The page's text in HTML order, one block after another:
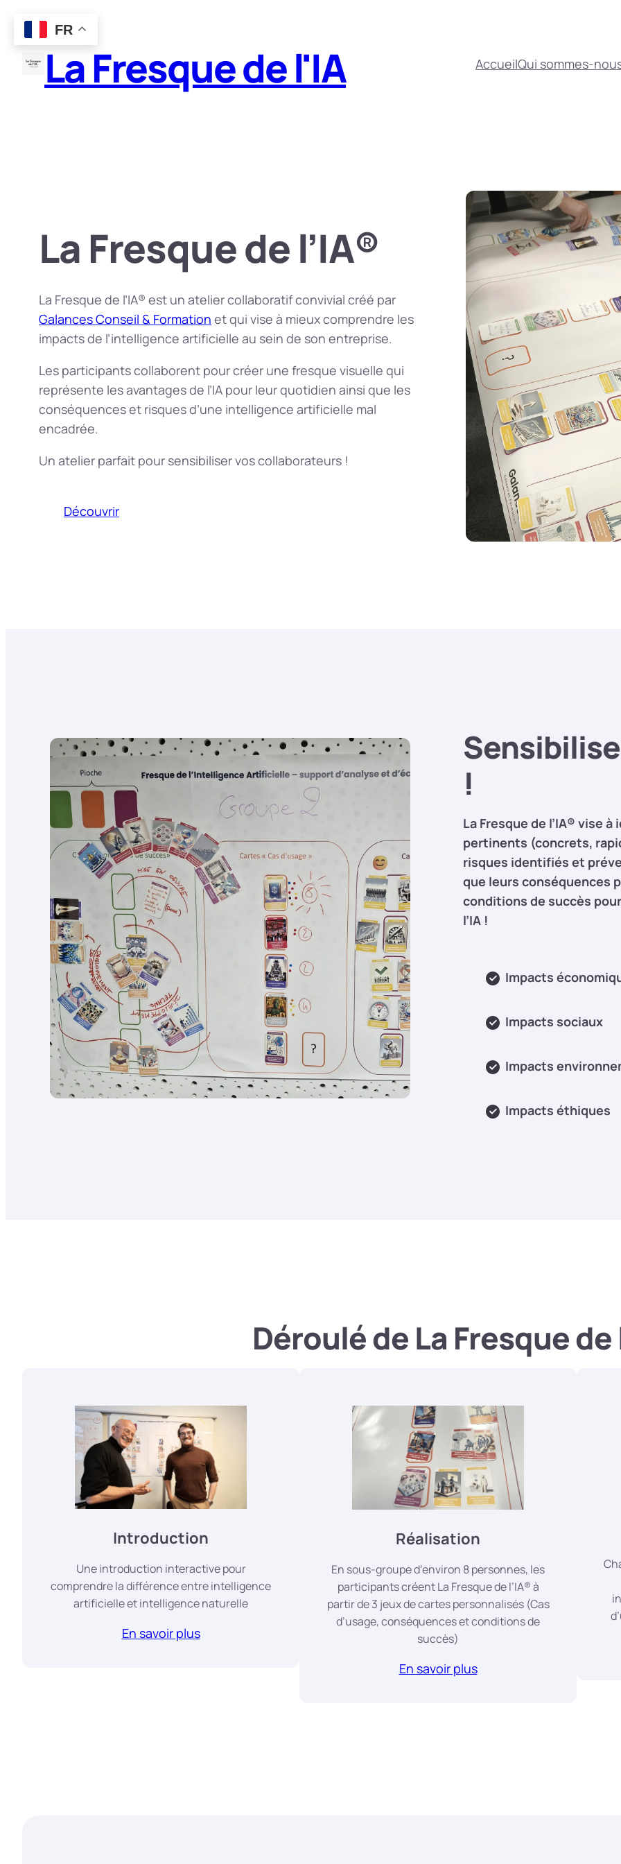
contenuLa Fresque de l'IA AccueilQui sommes-
La Fresque de l’IA®
La Fresque de l’IA® est un atelier collaboratif convivial créé par
Galances Conseil & Formation et qui vise à mieux comprendre les
impacts de l’intelligence artificielle au sein de son entreprise.
Les participants collaborent pour créer une fresque visuelle qui
représente les avantages de l’IA pour leur quotidien ainsi que les
conséquences et risques d’une intelligence artificielle mal
encadrée.
Un atelier parfait pour sensibiliser vos collaborateurs !
Découvrir
!
La Fresque de l’IA® vise
pertinents (concrets,
risques identifiés et
que leurs conséquences
conditions de succès
l’IA !
Impacts
Impacts sociaux
Impacts
Impacts éthiques
Déroulé de La Fresque de
Introduction
Une introduction interactive pour
comprendre la différence entre intelligence
artificielle et intelligence naturelle
En savoir plus
Réalisation
En sous-groupe d’environ 8 personnes, les
participants créent La Fresque de l’IA® à
partir de 3 jeux de cartes personnalisés (Cas
d’usage, conséquences et conditions de
succès)
En savoir plus
FR